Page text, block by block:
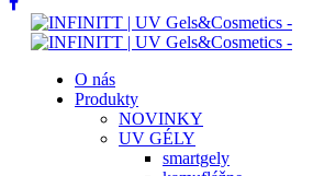
O nás
Produkty
NOVINKY
UV GÉLY
smartgely